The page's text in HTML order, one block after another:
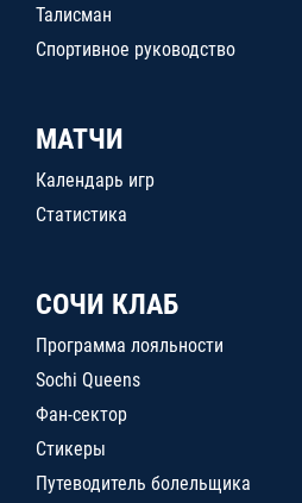
Талисман
Спортивное руководство
МАТЧИ
Календарь игр
Статистика
СОЧИ КЛАБ
Программа лояльности
Sochi Queens
Фан-сектор
Стикеры
Путеводитель болельщика